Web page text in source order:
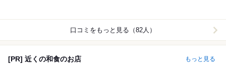
口コミをもっと見る（82人）
[PR] 近くの和食のお店 もっと見る